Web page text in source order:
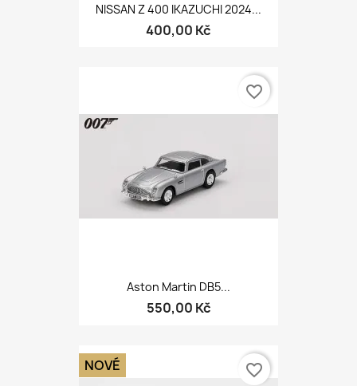
NISSAN Z 400 IKAZUCHI 2024...
400,00 Kč
Aston Martin DB5...
550,00 Kč
favorite_border
NOVÉ favorite_border